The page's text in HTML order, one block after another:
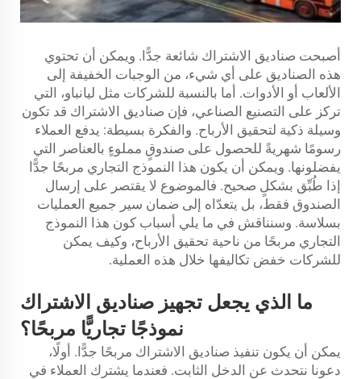
أصبحت صناديق الاشتراك شائعة جدًّا. ويمكن أن تحتوي
هذه الصناديق على أي شيء، من الوجبات الخفيفة إلى
الألعاب أو الأدوات. أما بالنسبة للشركات مثل ليانباو، التي
تركز على التصنيع الصناعي، فإن صناديق الاشتراك قد تكون
وسيلة ذكية لتحقيق الأرباح. والفكرة بسيطة: يدفع العملاء
رسومًا شهريةً للحصول على صندوقٍ مملوءٍ بالعناصر التي
يفضلونها. ويمكن أن يكون هذا النموذج التجاري مربحًا جدًّا
إذا طُبِّق بشكلٍ صحيح. فالموضوع لا يقتصر على إرسال
الصندوق فقط، بل يتعدّاه إلى ضمان سير جميع العمليات
بسلاسة. وسنناقش في ما يلي أسباب كون هذا النموذج
التجاري مربحًا من ناحية تحقيق الأرباح، وكيف يمكن
للشركات خفض تكاليفها خلال هذه العملية.
ما الذي يجعل تجهيز صناديق الاشتراك
نموذجًا تجاريًّا مربحًا؟
يمكن أن يكون تنفيذ صناديق الاشتراك مربحًا جدًّا. أولًا،
دعونا نتحدث عن الدخل الثابت. فعندما يشترك العملاء في